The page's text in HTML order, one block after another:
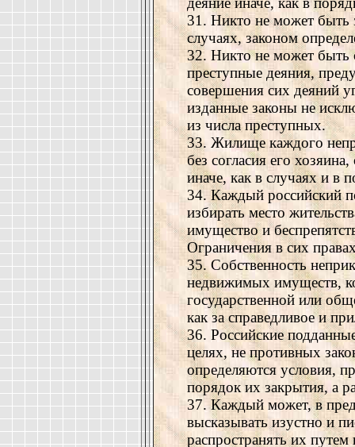
31. Никто не может быть
случаях, законом
32. Никто не может быть
преступные деяния,
совершения сих деяний
изданные законы не
из числа преступных.
33. Жилище каждого
без согласия его
иначе, как в случаях и в
34. Каждый российский
избирать место
имущество и
Ограничения в сих
35. Собственность
недвижимых имуществ,
государственной или
как за справедливое и
36. Российские
целях, не противных
определяются условия,
порядок их закрытия, а
37. Каждый может, в
высказывать изустно и
распространять их